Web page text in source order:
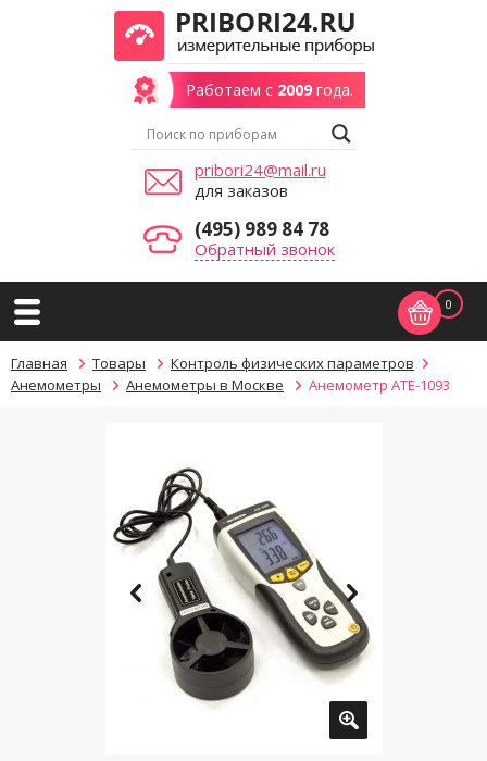
Работаем с 2009года.
pribori24@mail.ru
для заказов
(495) 989 84 78
Обратный звонок
0
Главная Товары
Контроль физических параметров
Анемометры
Анемометры в Москве Анемометр АТЕ-1093